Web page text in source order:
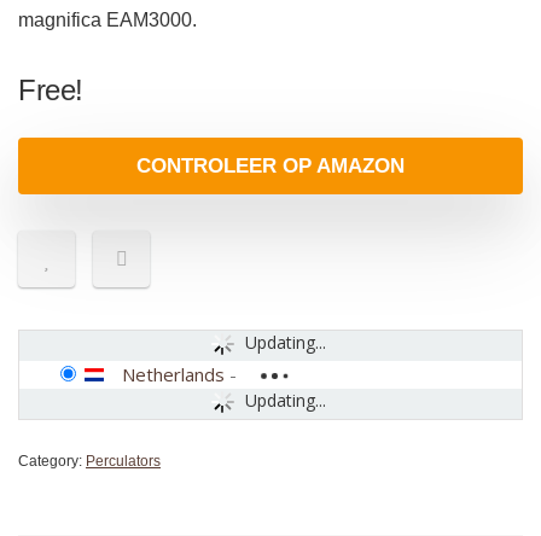
magnifica EAM3000.
Free!
CONTROLEER OP AMAZON
Updating...
Updating...
Netherlands -
Category: Perculators